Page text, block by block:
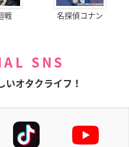
戦 名探偵コナン
SNS
いオタクライフ！